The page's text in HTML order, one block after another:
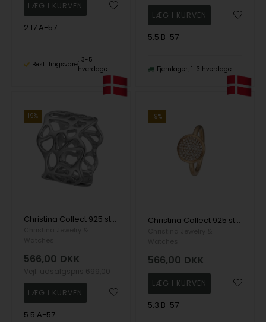
2.17.A-57
Bestillingsvare
3-5
hverdage
5.5.B-57
Fjernlager 1-3 hverdage
19%
Christina Collect 925 sterling sølv Nature Of Light Bred ring med huller, model 5.5.A-57
566,00 DKK
5.5.A-57
19%
Christina Collect 925 sterling sølv Topaz Cirkel Sparkling world, cirkel ring med 61 ægte topaser., model 5.3.B-57
566,00 DKK
5.3.B-57